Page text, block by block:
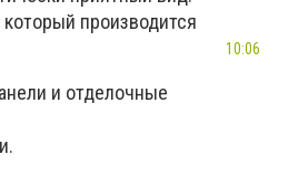
производится
и отделочные
10:06